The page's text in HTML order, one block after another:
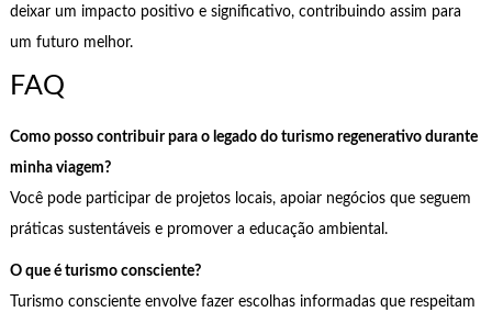
deixar um impacto positivo e significativo, contribuindo assim para
um futuro melhor.
FAQ
Como posso contribuir para o legado do turismo regenerativo durante
minha viagem?
Você pode participar de projetos locais, apoiar negócios que seguem
práticas sustentáveis e promover a educação ambiental.
O que é turismo consciente?
Turismo consciente envolve fazer escolhas informadas que respeitam